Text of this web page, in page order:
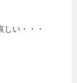
しい・・・